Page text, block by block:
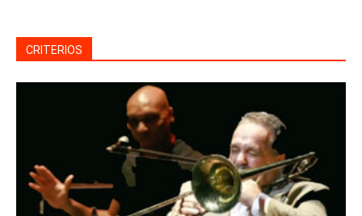
CRITERIOS